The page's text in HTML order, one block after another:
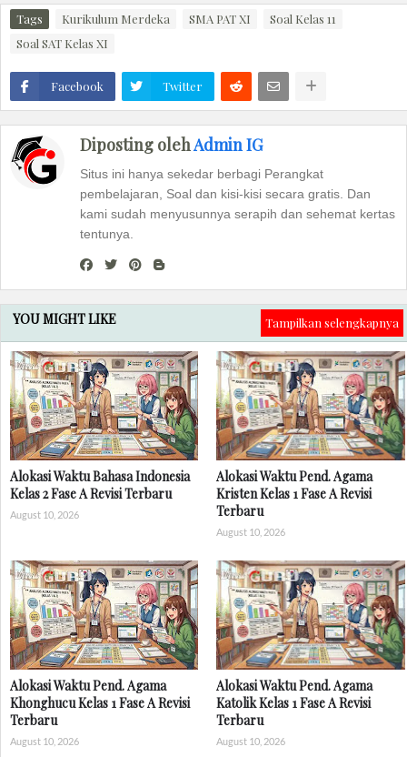
Tags Kurikulum Merdeka SMA PAT XI
Soal Kelas 11
Soal SAT Kelas XI
Facebook Twitter
Diposting olehAdmin IG
Situs ini hanya sekedar berbagi Perangkat
pembelajaran, Soal dan kisi-kisi secara gratis. Dan
kami sudah menyusunnya serapih dan sehemat kertas
tentunya.
YOU MIGHT LIKE Tampilkan selengkapnya
Alokasi Waktu Bahasa Indonesia
Kelas 2 Fase A Revisi Terbaru
August 10, 2026
Alokasi Waktu Pend. Agama
Kristen Kelas 1 Fase A Revisi
Terbaru
August 10, 2026
Alokasi Waktu Pend. Agama
Khonghucu Kelas 1 Fase A Revisi
Terbaru
August 10, 2026
Alokasi Waktu Pend. Agama
Katolik Kelas 1 Fase A Revisi
Terbaru
August 10, 2026